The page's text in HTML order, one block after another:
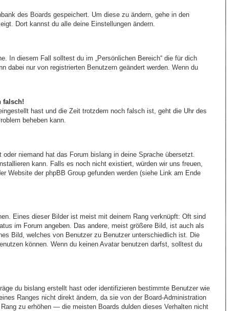
des Boards gespeichert. Um diese zu ändern, gehe in den
Dort kannst du alle deine Einstellungen ändern.
In diesem Fall solltest du im „Persönlichen Bereich“ die für dich
dabei nur von registrierten Benutzern geändert werden. Wenn du
falsch!
hast und die Zeit trotzdem noch falsch ist, geht die Uhr des
beheben kann.
niemand hat das Forum bislang in deine Sprache übersetzt.
kann. Falls es noch nicht existiert, würden wir uns freuen,
Website der phpBB Group gefunden werden (siehe Link am Ende
Eines dieser Bilder ist meist mit deinem Rang verknüpft: Oft sind
im Forum angeben. Das andere, meist größere Bild, ist auch als
Bild, welches von Benutzer zu Benutzer unterschiedlich ist. Die
können. Wenn du keinen Avatar benutzen darfst, solltest du
du bislang erstellt hast oder identifizieren bestimmte Benutzer wie
Ranges nicht direkt ändern, da sie von der Board-Administration
zu erhöhen — die meisten Boards dulden dieses Verhalten nicht